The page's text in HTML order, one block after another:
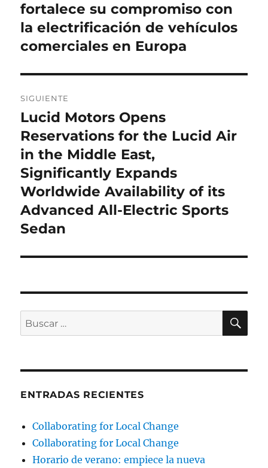
entradas
anterior:
fortalece su compromiso con
la electrificación de vehículos
comerciales en Europa
SIGUIENTE
Entrada
siguiente:
Lucid Motors Opens
Reservations for the Lucid Air
in the Middle East,
Significantly Expands
Worldwide Availability of its
Advanced All-Electric Sports
Sedan
Buscar
por:
ENTRADAS RECIENTES
Collaborating for Local Change
Collaborating for Local Change
Horario de verano: empiece la nueva